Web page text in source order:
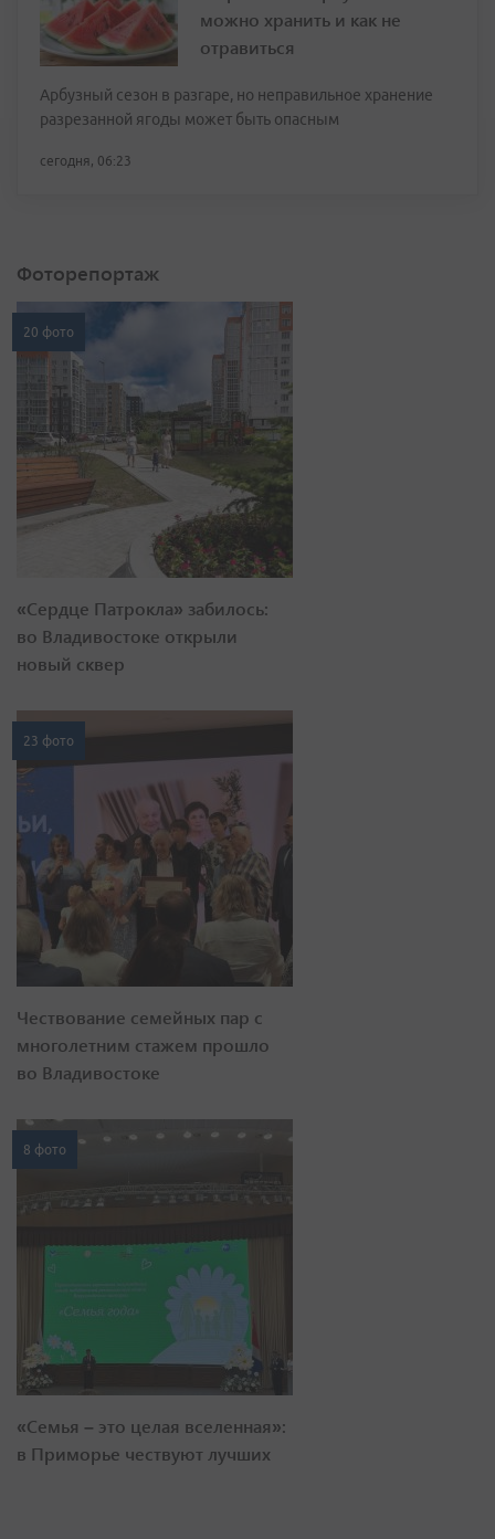
можно хранить и как не
отравиться
Арбузный сезон в разгаре, но неправильное хранение
разрезанной ягоды может быть опасным
сегодня, 06:23
Фоторепортаж
20 фото
«Сердце Патрокла» забилось:
во Владивостоке открыли
новый сквер
23 фото
Чествование семейных пар с
многолетним стажем прошло
во Владивостоке
8 фото
«Семья – это целая вселенная»:
в Приморье чествуют лучших